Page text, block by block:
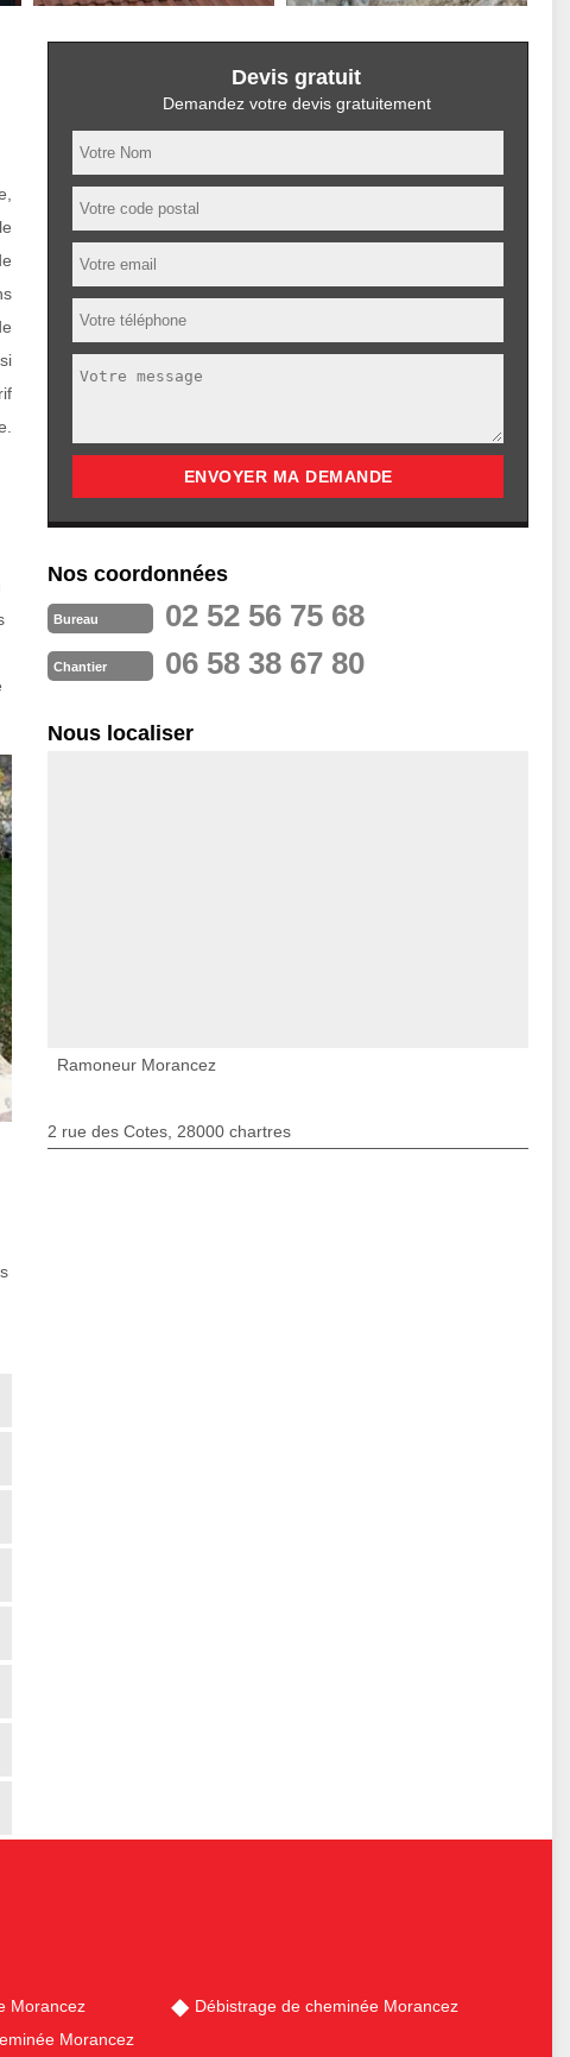
Devis gratuit
Demandez votre devis gratuitement
Nos coordonnées
Bureau 02 52 56 75 68
Chantier 06 58 38 67 80
Nous localiser
Ramoneur Morancez
2 rue des Cotes, 28000 chartres
Morancez
Morancez
Débistrage de cheminée Morancez